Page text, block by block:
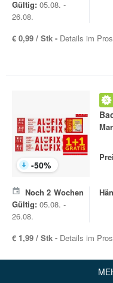
Gültig: 05.08. -
26.08.
€ 0,99 / Stk - Details im
-50%
Noch 2 Wochen
Gültig: 05.08. -
26.08.
€ 1,99 / Stk - Details im